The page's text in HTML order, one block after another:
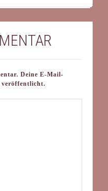
Deine E-Mail-
veröffentlicht.